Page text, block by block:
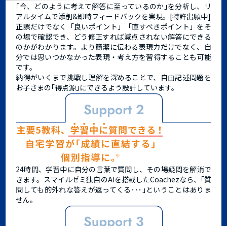
｢今、どのように考えて解答に至っているのか｣を分析し、リ
アルタイムで添削&即時フィードバックを実現。[特許出願中]
正誤だけでなく「良いポイント」「直すべきポイント」をそ
の場で確認でき、どう修正すれば減点されない解答にできる
のかがわかります。より簡潔に伝わる表現力だけでなく、自
分では思いつかなかった表現・考え方を習得することも可能
です。
納得がいくまで挑戦し理解を深めることで、自由記述問題を
お子さまの｢得点源｣にできるよう設計しています。
24時間、学習中に自分の言葉で質問し、その場疑問を解消で
きます。スマイルゼミ独自のAIを搭載したCoachezなら、｢質
問しても的外れな答えが返ってくる･･･｣ということはありま
せん。